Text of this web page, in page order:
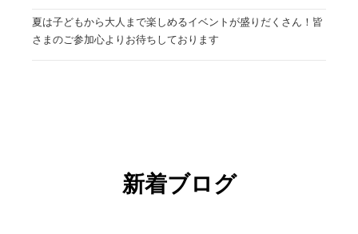
夏は子どもから大人まで楽しめるイベントが盛りだくさん！皆
さまのご参加心よりお待ちしております
新着ブログ